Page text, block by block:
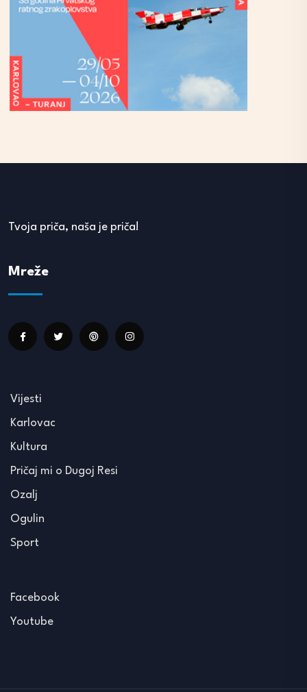
Tvoja priča, naša je priča!
Mreže
Vijesti
Karlovac
Kultura
Pričaj mi o Dugoj Resi
Ozalj
Ogulin
Sport
Facebook
Youtube